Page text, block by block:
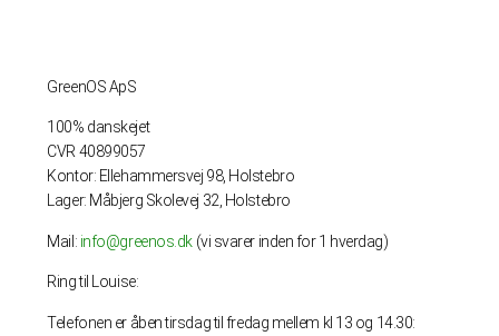
GreenOS ApS
100% danskejet
CVR 40899057
Kontor: Ellehammersvej 98, Holstebro
Lager: Måbjerg Skolevej 32, Holstebro
Mail: info@greenos.dk (vi svarer inden for 1 hverdag)
Ring til Louise:
Telefonen er åben tirsdag til fredag mellem kl 13 og 14.30: